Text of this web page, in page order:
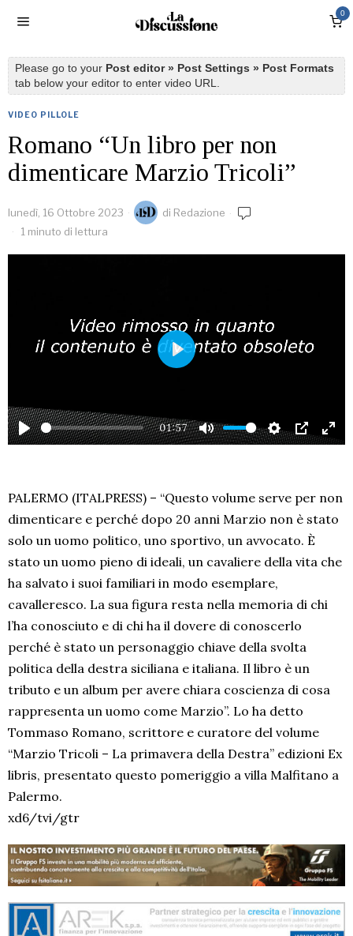
0
Please go to your Post editor » Post Settings » Post Formats
tab below your editor to enter video URL.
VIDEO PILLOLE
Romano “Un libro per non
dimenticare Marzio Tricoli”
lunedì, 16 Ottobre 2023 di Redazione
1 minuto di lettura
PLAY
01:57
MUTE SETTINGS
PIP
PLAY
PALERMO (ITALPRESS) – “Questo volume serve per non
dimenticare e perché dopo 20 anni Marzio non è stato
solo un uomo politico, uno sportivo, un avvocato. È
stato un uomo pieno di ideali, un cavaliere della vita che
ha salvato i suoi familiari in modo esemplare,
cavalleresco. La sua figura resta nella memoria di chi
l’ha conosciuto e di chi ha il dovere di conoscerlo
perché è stato un personaggio chiave della svolta
politica della destra siciliana e italiana. Il libro è un
tributo e un album per avere chiara coscienza di cosa
rappresenta un uomo come Marzio”. Lo ha detto
Tommaso Romano, scrittore e curatore del volume
“Marzio Tricoli – La primavera della Destra” edizioni Ex
libris, presentato questo pomeriggio a villa Malfitano a
Palermo.
xd6/tvi/gtr